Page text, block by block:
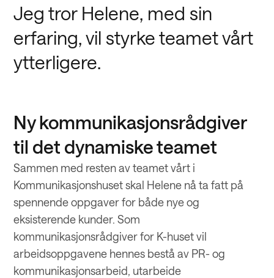
Jeg tror Helene, med sin
erfaring, vil styrke teamet vårt
ytterligere.
Ny kommunikasjonsrådgiver
til det dynamiske teamet
Sammen med resten av teamet vårt i
Kommunikasjonshuset skal Helene nå ta fatt på
spennende oppgaver for både nye og
eksisterende kunder. Som
kommunikasjonsrådgiver for K-huset vil
arbeidsoppgavene hennes bestå av PR- og
kommunikasjonsarbeid, utarbeide